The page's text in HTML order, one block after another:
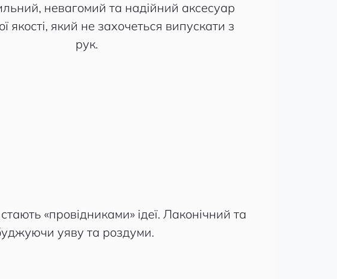
невагомий та надійний аксесуар
якості, який не захочеться випускати з
рук.
«провідниками» ідеї. Лаконічний та
уяву та роздуми.